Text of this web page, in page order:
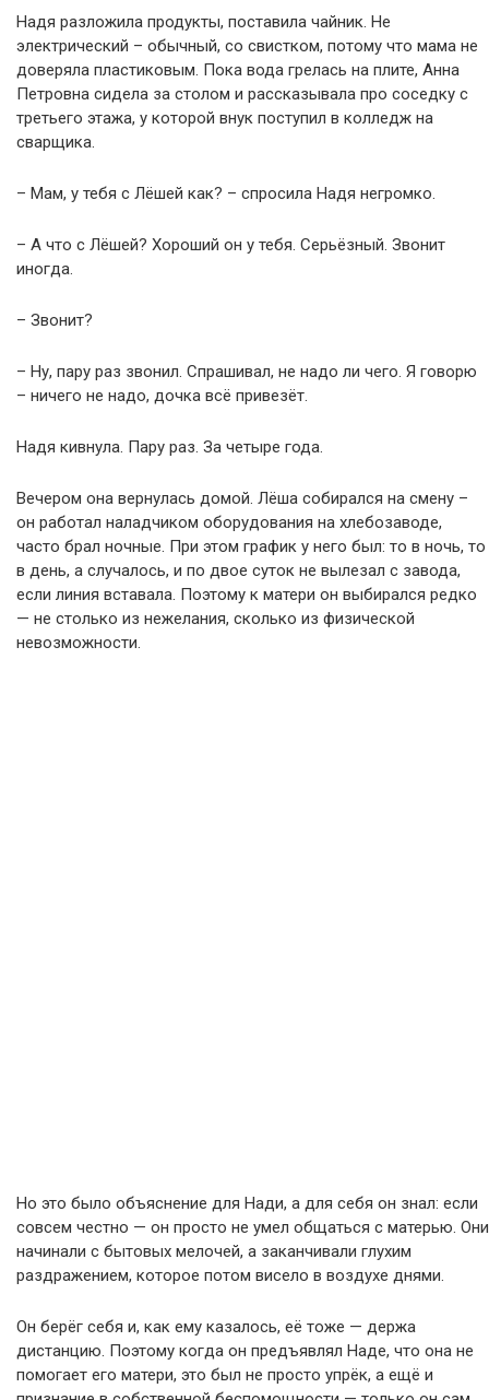
Надя разложила продукты, поставила чайник. Не
электрический – обычный, со свистком, потому что мама не
доверяла пластиковым. Пока вода грелась на плите, Анна
Петровна сидела за столом и рассказывала про соседку с
третьего этажа, у которой внук поступил в колледж на
сварщика.
– Мам, у тебя с Лёшей как? – спросила Надя негромко.
– А что с Лёшей? Хороший он у тебя. Серьёзный. Звонит
иногда.
– Звонит?
– Ну, пару раз звонил. Спрашивал, не надо ли чего. Я говорю
– ничего не надо, дочка всё привезёт.
Надя кивнула. Пару раз. За четыре года.
Вечером она вернулась домой. Лёша собирался на смену –
он работал наладчиком оборудования на хлебозаводе,
часто брал ночные. При этом график у него был: то в ночь, то
в день, а случалось, и по двое суток не вылезал с завода,
если линия вставала. Поэтому к матери он выбирался редко
— не столько из нежелания, сколько из физической
невозможности.
Но это было объяснение для Нади, а для себя он знал: если
совсем честно — он просто не умел общаться с матерью. Они
начинали с бытовых мелочей, а заканчивали глухим
раздражением, которое потом висело в воздухе днями.
Он берёг себя и, как ему казалось, её тоже — держа
дистанцию. Поэтому когда он предъявлял Наде, что она не
помогает его матери, это был не просто упрёк, а ещё и